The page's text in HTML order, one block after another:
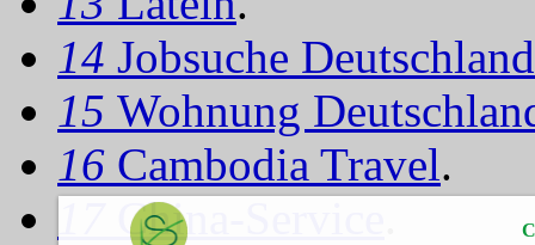
14 Jobsuche Deutschland
15 Wohnung
16 Cambodia Travel.
China-Service